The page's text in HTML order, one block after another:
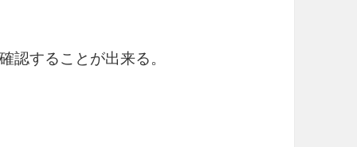
認することが出来る。